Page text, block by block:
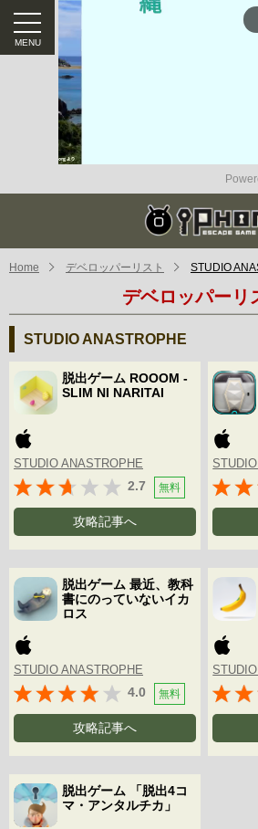
Home デベロッパーリスト STUDIO
デベロッパーリ
STUDIO ANASTROPHE
脱出ゲーム ROOOM -
SLIM NI NARITAI
STUDIO ANASTROPHE
2.7 無料
攻略記事へ
脱出ゲーム 最近、教科
書にのっていないイカ
ロス
STUDIO ANASTROPHE
4.0 無料
攻略記事へ
脱出ゲーム 「脱出4コ
マ・アンタルチカ」